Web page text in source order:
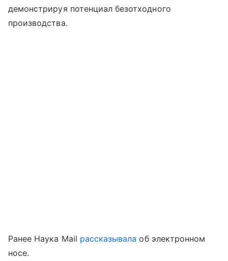
демонстрируя потенциал безотходного
производства.
Ранее Наука Mail рассказывала об электронном
носе.